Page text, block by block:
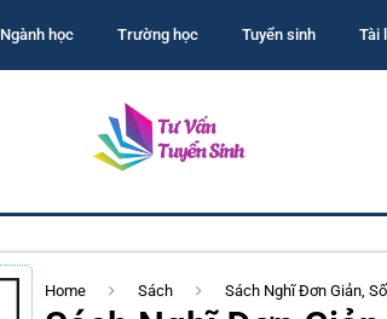
Ngành học Trường học Tuyển sinh Tài
Home Sách Sách Nghĩ Đơn Giản,